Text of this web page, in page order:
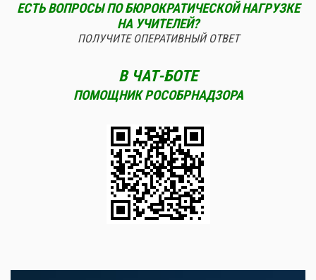
ЕСТЬ ВОПРОСЫ ПО БЮРОКРАТИЧЕСКОЙ НАГРУЗКЕ
НА УЧИТЕЛЕЙ?
ПОЛУЧИТЕ ОПЕРАТИВНЫЙ ОТВЕТ
В ЧАТ-БОТЕ
ПОМОЩНИК РОСОБРНАДЗОРА